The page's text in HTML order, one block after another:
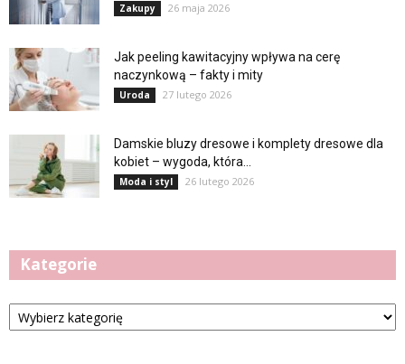
Zakupy 26 maja 2026
Jak peeling kawitacyjny wpływa na cerę
naczynkową – fakty i mity
Uroda 27 lutego 2026
Damskie bluzy dresowe i komplety dresowe dla
kobiet – wygoda, która...
Moda i styl 26 lutego 2026
Kategorie
Kategorie